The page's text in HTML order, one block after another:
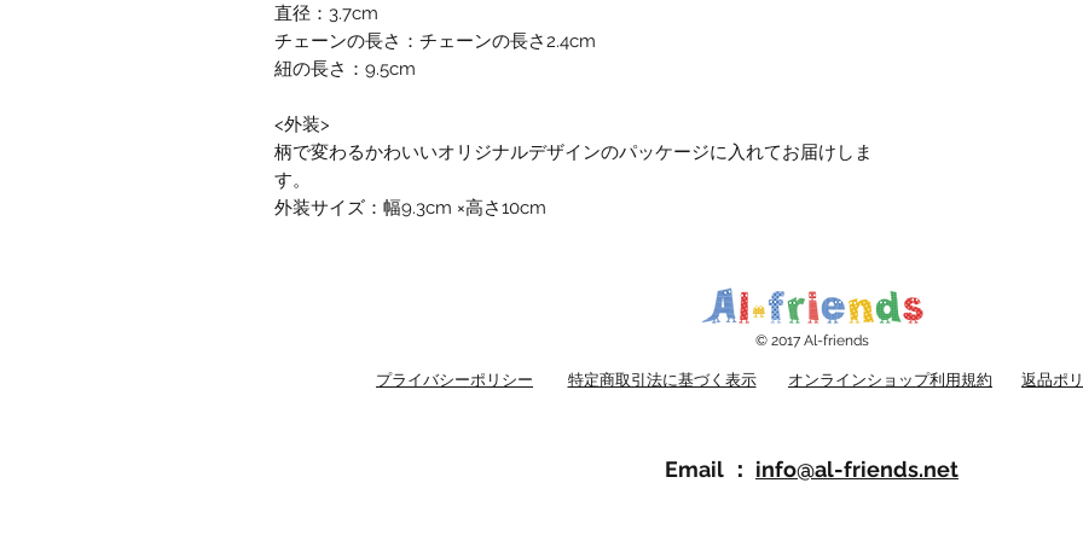
直径：3.7cm
チェーンの長さ：チェーンの長さ2.4cm
紐の長さ：9.5cm
<外装>
柄で変わるかわいいオリジナルデザインのパッケージに入れてお届けしま
す。
外装サイズ：幅9.3cm ×高さ10cm
© 2017 Al-friends
プライバシーポリシー 特定商取引法に基づく表示 オンラインショップ利用規約 返品ポ
Email ： ​info@al-friends.net